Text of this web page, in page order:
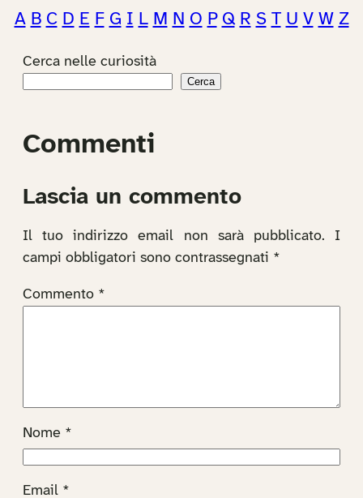
A B C D E F G I L M N O P Q R S T U V W Z
Cerca nelle curiosità
Cerca
Commenti
Lascia un commento
Il tuo indirizzo email non sarà pubblicato.
I
campi obbligatori sono contrassegnati *
Commento *
Nome *
Email *